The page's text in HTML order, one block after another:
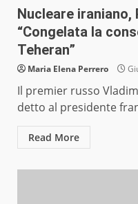
Nucleare iraniano,
“Congelata la
Teheran”
Maria Elena Perrero
Il premier russo
detto al presidente
Read More